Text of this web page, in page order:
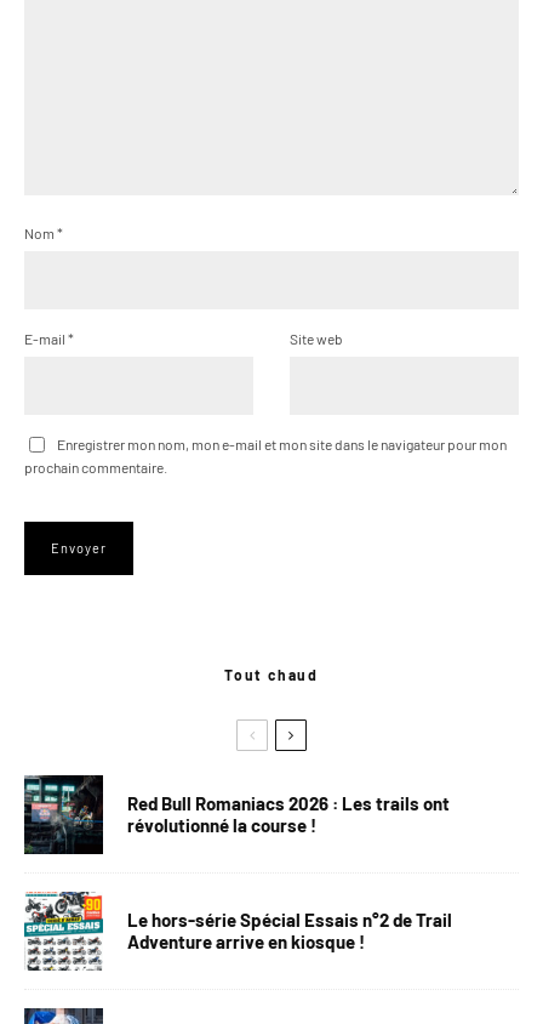
Nom *
E-mail * Site web
Enregistrer mon nom, mon e-mail et mon site dans le navigateur pour mon
prochain commentaire.
Tout chaud
Red Bull Romaniacs 2026 : Les trails ont
révolutionné la course !
Le hors-série Spécial Essais n°2 de Trail
Adventure arrive en kiosque !